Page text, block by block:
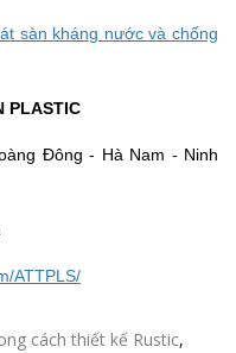
sàn kháng nước và chống
PLASTIC
Đông - Hà Nam - Ninh
ATTPLS/
cách thiết kế Rustic,